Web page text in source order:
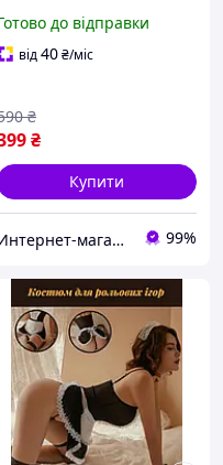
ігор "Role-
costume"
до відправки
від40₴/міс
₴
₴
Купити
Интернет-магазин IKA 99%